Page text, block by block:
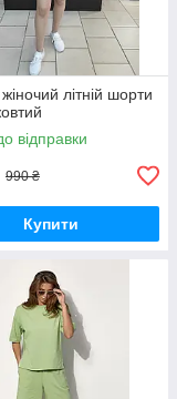
літній шорти
відправки
990 ₴
Купити